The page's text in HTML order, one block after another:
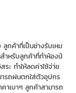
กค้าที่เป็นช่างรับเหม
ำหรับลูกค้าที่ทำห้องน้
ะ ทำให้ลดค่าใช้จ่า่ย
รถฝนตกใส่ตัวอุปกร
าเบาๆ ลูกค้าสามารถ